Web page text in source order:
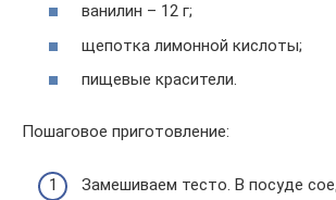
ванилин – 12 г;
щепотка лимонной кислоты;
пищевые красители.
Пошаговое приготовление:
Замешиваем тесто. В посуде